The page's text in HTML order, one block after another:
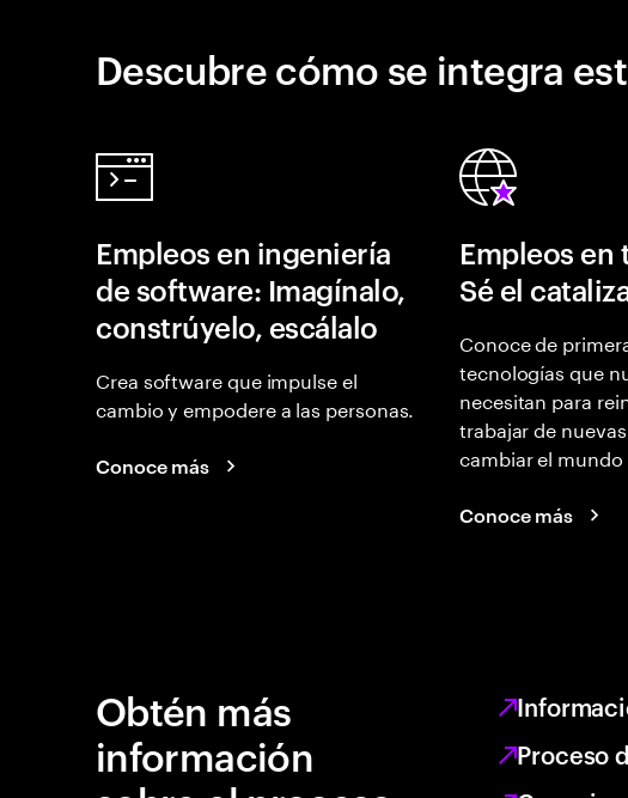
Descubre cómo se integra
Empleos en ingeniería
de software: Imagínalo,
constrúyelo, escálalo
Crea software que impulse el
cambio y empodere a las personas.
Conoce más
Empleos
Sé el
Conoce de
tecnologías que
necesitan para
trabajar de
cambiar el mundo
Conoce más
Obtén más
información
Proceso